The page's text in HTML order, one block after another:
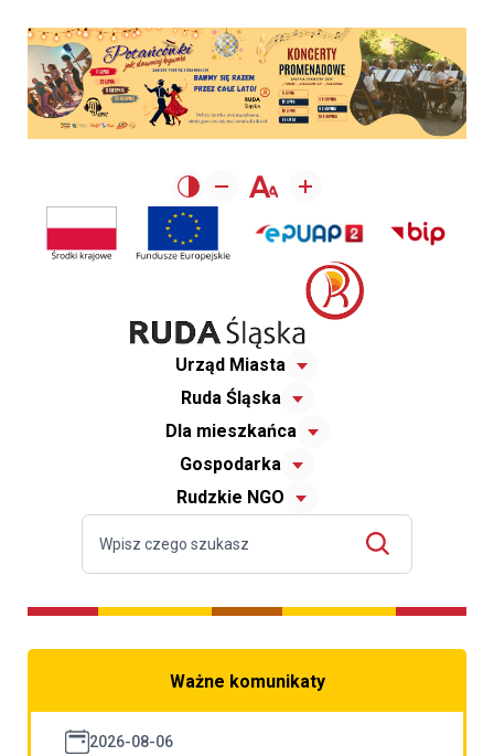
Urząd Miasta
Ruda Śląska
Dla mieszkańca
Gospodarka
Rudzkie NGO
Ważne komunikaty
2026-08-06